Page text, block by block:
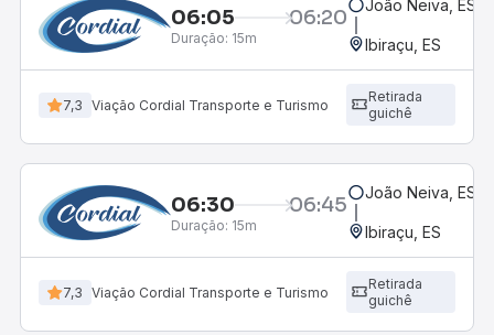
06:05 06:20
Duração: 15m
João Neiva, ES
Ibiraçu, ES
7,3 Viação Cordial Transporte e Turismo
Retirada
guichê
06:30 06:45
Duração: 15m
João Neiva, ES
Ibiraçu, ES
7,3 Viação Cordial Transporte e Turismo
Retirada
guichê